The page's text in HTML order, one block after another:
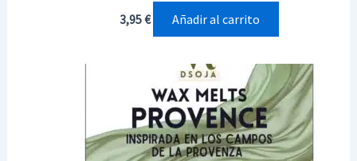
3,95€ Añadir al carrito